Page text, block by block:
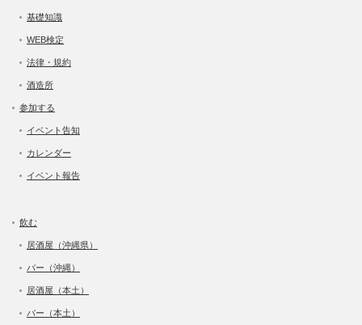
基礎知識
WEB検定
法律・規約
酒造所
参加する
イベント告知
カレンダー
イベント報告
飲む
居酒屋（沖縄県）
バー（沖縄）
居酒屋（本土）
バー（本土）